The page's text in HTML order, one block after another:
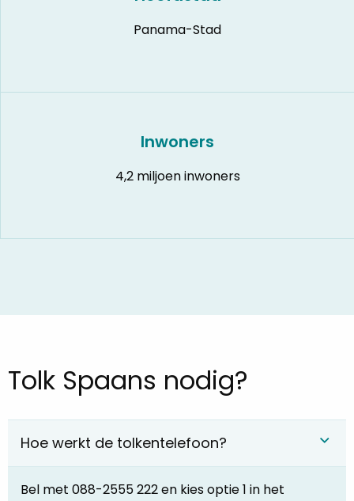
Panama-Stad
Inwoners
4,2 miljoen inwoners
Tolk Spaans nodig?
Hoe werkt de tolkentelefoon?
Bel met 088-2555 222 en kies optie 1 in het